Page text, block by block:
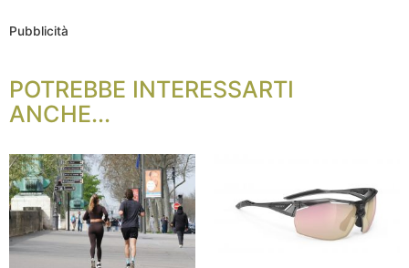
Pubblicità
POTREBBE INTERESSARTI
ANCHE...